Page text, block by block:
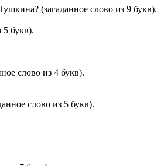
(загаданное слово из 9 букв).
букв).
слово из 4 букв).
слово из 5 букв).